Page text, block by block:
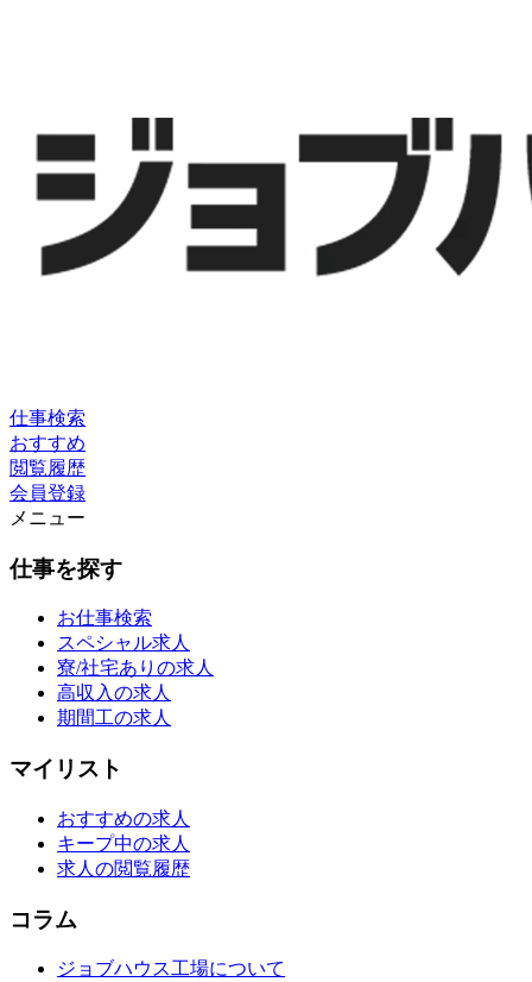
仕事検索
おすすめ
閲覧履歴
会員登録
メニュー
仕事を探す
お仕事検索
スペシャル求人
寮/社宅ありの求人
高収入の求人
期間工の求人
マイリスト
おすすめの求人
キープ中の求人
求人の閲覧履歴
コラム
ジョブハウス工場について